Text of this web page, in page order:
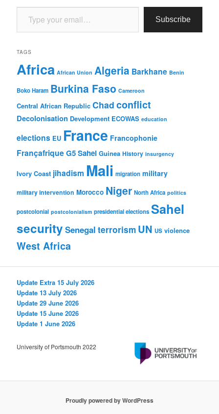
Type your email…
Subscribe
TAGS
Africa African Union Algeria Barkhane Benin
Boko Haram Burkina Faso Cameroon
Central African Republic Chad conflict
Decolonisation Development ECOWAS education
elections EU France Francophonie
FrançafriqueG5 Sahel Guinea History insurgency
Ivory Coast jihadism Mali migration military
military intervention Morocco Niger North Africa politics
postcolonial postcolonialism presidential elections Sahel
security Senegal terrorism UN US violence
West Africa
Update Extra 15 July 2026
Update 13 July 2026
Update 29 June 2026
Update 15 June 2026
Update 1 June 2026
University of Portsmouth 2022
Proudly powered by WordPress